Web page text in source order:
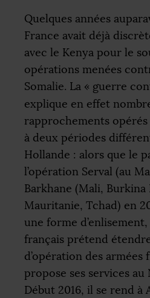
Quelques années
France avait déjà
avec le Kenya pour le
opérations menées
Somalie. La « guerre
explique en effet
rapprochements opérés
à deux périodes
Hollande : alors que le
l’opération Serval (au
Barkhane (Mali, Burkina
Mauritanie, Tchad) en
une forme
français prétend
d’opération des armées
propose ses services au
Début 2016, il se rend à